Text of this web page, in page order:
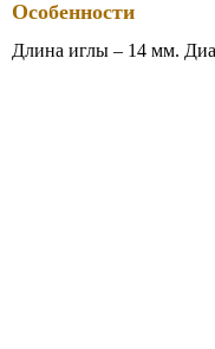
Особенности
Длина иглы – 14 мм.